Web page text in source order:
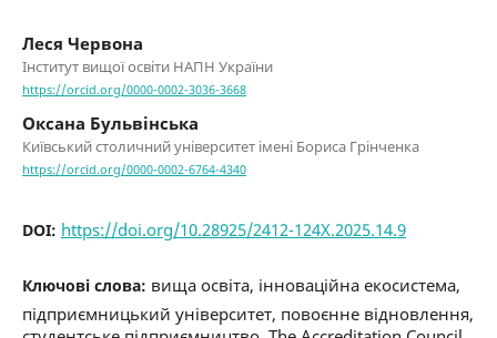
Леся Червона
Інститут вищої освіти НАПН України
https://orcid.org/0000-0002-3036-3668
Оксана Бульвінська
Київський столичний університет імені Бориса Грінченка
https://orcid.org/0000-0002-6764-4340
DOI: https://doi.org/10.28925/2412-124X.2025.14.9
Ключові слова: вища освіта, інноваційна екосистема,
підприємницький університет, повоєнне відновлення,